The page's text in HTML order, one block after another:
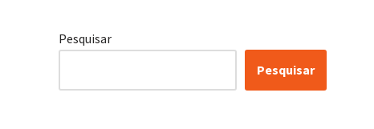
Pesquisar
Pesquisar